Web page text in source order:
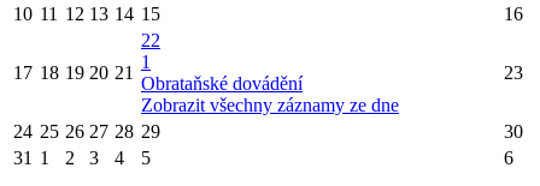
10 11 12 13 14 15 16
17 18 19 20 21
22
1
Obrataňské dovádění
Zobrazit všechny záznamy ze dne
23
24 25 26 27 28 29
30
31 1 2 3 4 5 6